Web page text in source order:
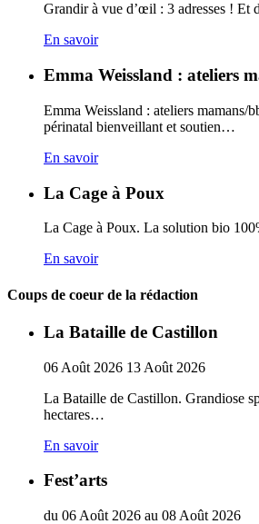
Grandir à vue d’œil : 3 adresses ! Et
En savoir
Emma Weissland : ateliers
Emma Weissland : ateliers mamans/
périnatal bienveillant et soutien…
En savoir
La Cage à Poux
La Cage à Poux. La solution bio
En savoir
Coups de coeur de la rédaction
La Bataille de Castillon
06 Août 2026 13 Août 2026
La Bataille de Castillon. Grandiose
hectares…
En savoir
Fest’arts
du 06 Août 2026 au 08 Août 2026